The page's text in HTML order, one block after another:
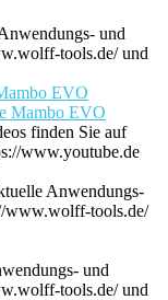
und
tools.de/ und
EVO
finden Sie auf
www.youtube.de
Anwendungs-
www.wolff-tools.de/
und
tools.de/ und